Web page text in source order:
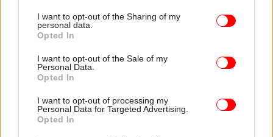
not limited to your visit or usage behaviour. You may click to
grant or deny consent to Google and its third-party tags to
use your data for below specified purposes in below Google
consent section.
I want to opt-out of the Sharing of my
personal data.
Opted In
I want to opt-out of the Sale of my
Personal Data.
Opted In
I want to opt-out of processing my
Personal Data for Targeted Advertising.
Opted In